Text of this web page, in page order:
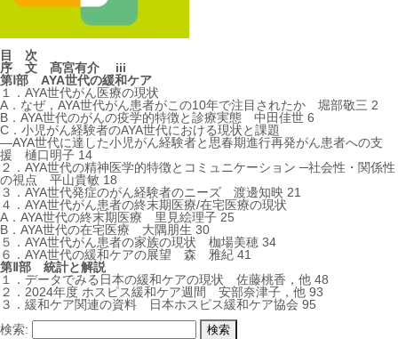
目 次
序 文 髙宮有介 iii
第Ⅰ部 AYA世代の緩和ケア
１．AYA世代がん医療の現状
A．なぜ，AYA世代がん患者がこの10年で注目されたか 堀部敬三 2
B．AYA世代のがんの疫学的特徴と診療実態 中田佳世 6
C．小児がん経験者のAYA世代における現状と課題
―AYA世代に達した小児がん経験者と思春期進行再発がん患者への支
援 樋口明子 14
２．AYA世代の精神医学的特徴とコミュニケーション ─社会性・関係性
の視点 平山貴敏 18
３．AYA世代発症のがん経験者のニーズ 渡邊知映 21
４．AYA世代がん患者の終末期医療/在宅医療の現状
A．AYA世代の終末期医療 里見絵理子 25
B．AYA世代の在宅医療 大隅朋生 30
５．AYA世代がん患者の家族の現状 枷場美穂 34
６．AYA世代の緩和ケアの展望 森 雅紀 41
第Ⅱ部 統計と解説
１．データでみる日本の緩和ケアの現状 佐藤桃香，他 48
２．2024年度 ホスピス緩和ケア週間 安部奈津子，他 93
３．緩和ケア関連の資料 日本ホスピス緩和ケア協会 95
検索: